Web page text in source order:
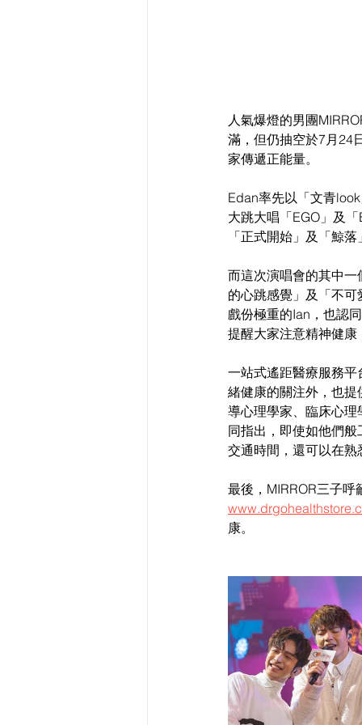
人氣爆燈的男團
滿，但仍抽空於7月24
家傳遞正能量。
Edan率先以「文青
大跳大唱「EGO」及
「正式開始」及「鯨落
而這次演唱會的其中
的心跳感覺」及「不
戲份極重的Ian，也認
提醒大家注意精神健
一站式遙距醫療服務
緒健康的關注外，也
導心理學家、臨床心
同指出，即使如他們
交通時間，還可以在
最後，MIRROR三子
康。